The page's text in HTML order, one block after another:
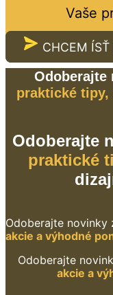
Vaše
CHCEM ÍSŤ
Odoberajte
praktické tipy,
Odoberajte
praktické
Odoberajte novinky
akcie a výhodné
Odoberajte
akcie a